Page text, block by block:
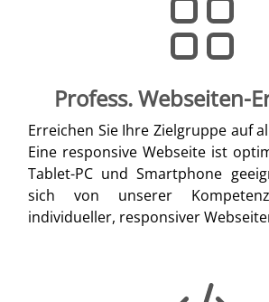
Profess. Webseiten-
Erreichen Sie Ihre Zielgruppe auf
Eine responsive Webseite ist
Tablet-PC und Smartphone
sich von unserer
individueller, responsiver